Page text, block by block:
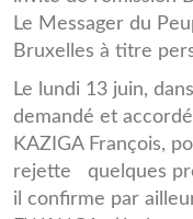
Le Messager du
Bruxelles à titre
Le lundi 13 juin,
demandé et
KAZIGA François,
rejette quelques
il confirme par